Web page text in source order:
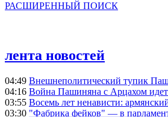
РАСШИРЕННЫЙ ПОИСК
лента новостей
04:49 Внешнеполитический тупик
04:16 Война Пашиняна с Арцахом идет
03:55 Восемь лет ненависти:
03:30 "Фабрика фейков" — в